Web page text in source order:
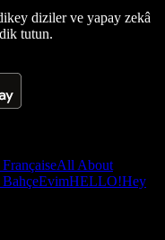
diziler ve yapay zekâ
tutun.
All About
EvimHELLO!Hey